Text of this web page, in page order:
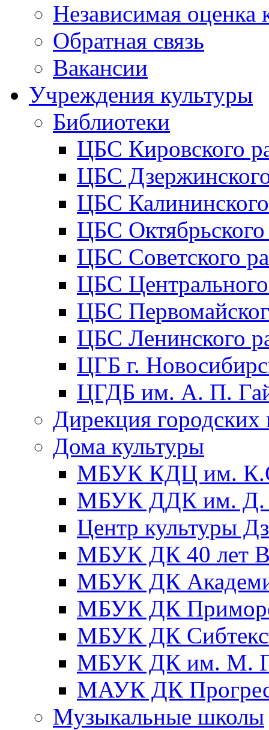
Независимая оценка
Обратная связь
Вакансии
Учреждения культуры
Библиотеки
ЦБС Кировского
ЦБС
ЦБС
ЦБС
ЦБС Советского
ЦБС
ЦБС
ЦБС Ленинского
ЦГБ г.
ЦГДБ им. А. П.
Дирекция городских
Дома культуры
МБУК КДЦ им.
МБУК ДДК им. Д.
Центр культуры
МБУК ДК 40 лет
МБУК ДК
МБУК ДК
МБУК ДК
МБУК ДК им. М.
МАУК ДК
Музыкальные школы